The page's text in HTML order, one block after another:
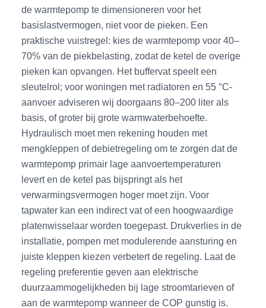
de warmtepomp te dimensioneren voor het
basislastvermogen, niet voor de pieken. Een
praktische vuistregel: kies de warmtepomp voor 40–
70% van de piekbelasting, zodat de ketel de overige
pieken kan opvangen. Het buffervat speelt een
sleutelrol; voor woningen met radiatoren en 55 °C-
aanvoer adviseren wij doorgaans 80–200 liter als
basis, of groter bij grote warmwaterbehoefte.
Hydraulisch moet men rekening houden met
mengkleppen of debietregeling om te zorgen dat de
warmtepomp primair lage aanvoertemperaturen
levert en de ketel pas bijspringt als het
verwarmingsvermogen hoger moet zijn. Voor
tapwater kan een indirect vat of een hoogwaardige
platenwisselaar worden toegepast. Drukverlies in de
installatie, pompen met modulerende aansturing en
juiste kleppen kiezen verbetert de regeling. Laat de
regeling preferentie geven aan elektrische
duurzaammogelijkheden bij lage stroomtarieven of
aan de warmtepomp wanneer de COP gunstig is.